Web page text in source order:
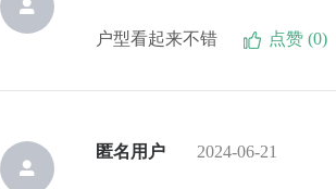
户型看起来不错 点赞 (0)
匿名用户 2024-06-21